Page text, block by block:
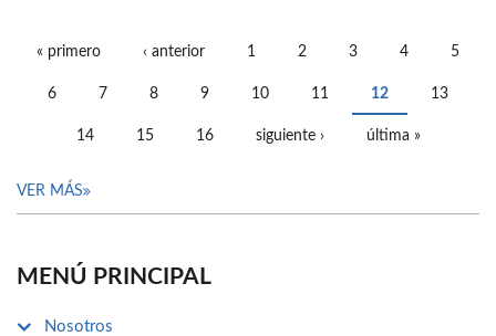
« primero ‹ anterior 1 2 3 4 5
6 7 8 9 10 11 12 13
14 15 16 siguiente › última »
VER MÁS
MENÚ PRINCIPAL
Nosotros